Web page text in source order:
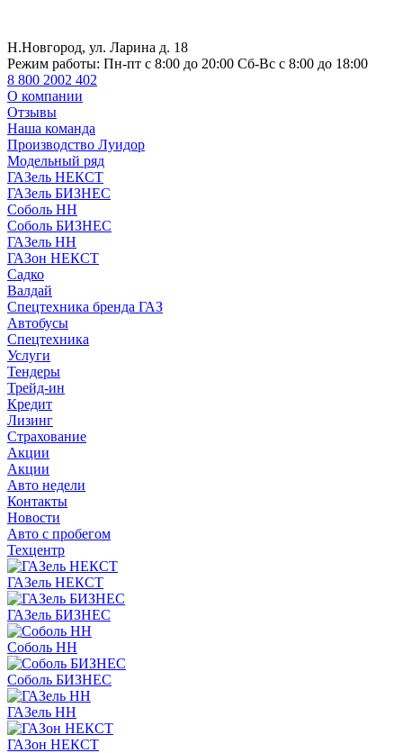
Н.Новгород, ул. Ларина д. 18
Режим работы: Пн-пт с 8:00 до 20:00 Сб-Вс с 8:00 до 18:00
8 800 2002 402
О компании
Отзывы
Наша команда
Производство Луидор
Модельный ряд
ГАЗель НЕКСТ
ГАЗель БИЗНЕС
Соболь НН
Соболь БИЗНЕС
ГАЗель НН
ГАЗон НЕКСТ
Садко
Валдай
Спецтехника бренда ГАЗ
Автобусы
Спецтехника
Услуги
Тендеры
Трейд-ин
Кредит
Лизинг
Страхование
Акции
Акции
Авто недели
Контакты
Новости
Авто с пробегом
Техцентр
ГАЗель НЕКСТ
ГАЗель БИЗНЕС
Соболь НН
Соболь БИЗНЕС
ГАЗель НН
ГАЗон НЕКСТ